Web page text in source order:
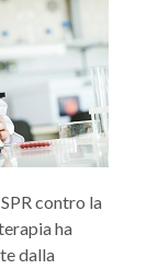
contro la
ha
dalla